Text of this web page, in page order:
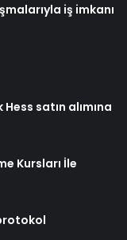
iş imkanı
satın alımına
Kursları İle